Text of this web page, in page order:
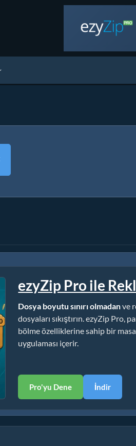
ezyZip Pro ile
Dosya boyutu sınırı olmadanve
dosyaları sıkıştırın. ezyZip Pro,
bölme özelliklerine sahip bir
uygulaması içerir.
Pro'yu Dene İndir